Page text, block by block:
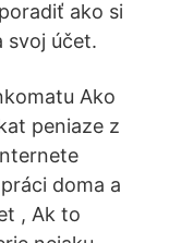
ako si
svoj účet.
Ako
peniaze z
doma a
, Ak to